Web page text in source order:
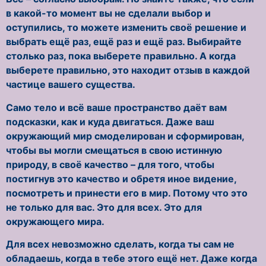
в какой-то момент вы не сделали выбор и
оступились, то можете изменить своё решение и
выбрать ещё раз, ещё раз и ещё раз. Выбирайте
столько раз, пока выберете правильно. А когда
выберете правильно, это находит отзыв в каждой
частице вашего существа.
Само тело и всё ваше пространство даёт вам
подсказки, как и куда двигаться. Даже ваш
окружающий мир смоделирован и сформирован,
чтобы вы могли смещаться в свою истинную
природу, в своё качество – для того, чтобы
постигнув это качество и обретя иное видение,
посмотреть и принести его в мир. Потому что это
не только для вас. Это для всех. Это для
окружающего мира.
Для всех невозможно сделать, когда ты сам не
обладаешь, когда в тебе этого ещё нет. Даже когда